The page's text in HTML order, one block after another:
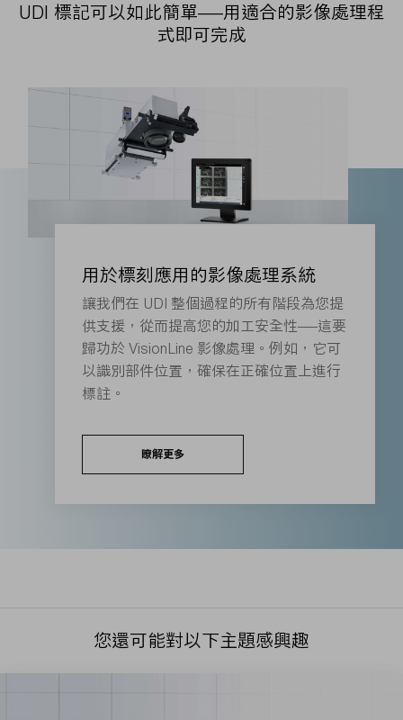
UDI 標記可以如此簡單——用適合的影像處理程
式即可完成
用於標刻應用的影像處理系統
讓我們在 UDI 整個過程的所有階段為您提
供支援，從而提高您的加工安全性——這要
歸功於 VisionLine 影像處理。例如，它可
以識別部件位置，確保在正確位置上進行
標註。
瞭解更多
您還可能對以下主題感興趣